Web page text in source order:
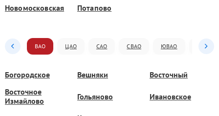
Новомосковская Потапово
ВАО ЦАО САО СВАО ЮВАО ЮАО
Богородское Вешняки
Восточный
Восточное
Измайлово
Гольяново Ивановское